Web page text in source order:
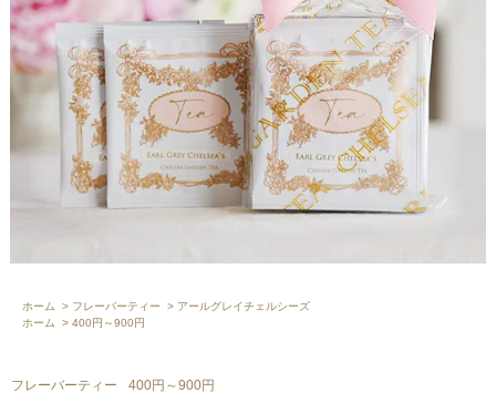
ホーム > フレーバーティー > アールグレイチェルシーズ
ホーム
> 400円～900円
フレーバーティー 400円～900円